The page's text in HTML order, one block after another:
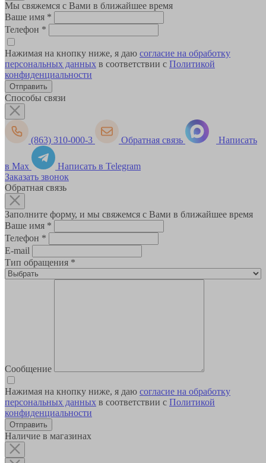
Мы свяжемся с Вами в ближайшее время
Ваше имя *
Телефон *
Нажимая на кнопку ниже, я даю согласие на обработку
персональных данных в соответствии с Политикой
конфиденциальности
Способы связи
(863) 310-000-3 Обратная связь Написать
в Max
Написать в Telegram
Заказать звонок
Обратная связь
Заполните форму, и мы свяжемся с Вами в ближайшее время
Ваше имя *
Телефон *
E-mail
Тип обращения *
Сообщение
Нажимая на кнопку ниже, я даю согласие на обработку
персональных данных в соответствии с Политикой
конфиденциальности
Наличие в магазинах